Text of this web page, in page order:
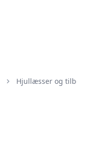
hjullæsser og